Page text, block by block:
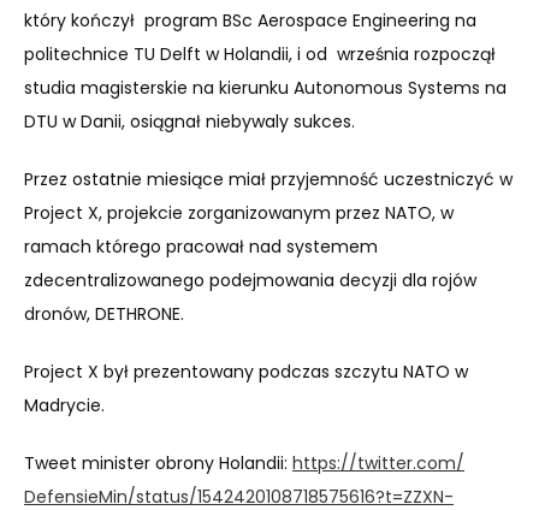
który kończył program BSc Aerospace Engineering na
politechnice TU Delft w Holandii, i od września rozpoczął
studia magisterskie na kierunku Autonomous Systems na
DTU w Danii, osiągnał niebywaly sukces.
Przez ostatnie miesiące miał przyjemność uczestniczyć w
Project X, projekcie zorganizowanym przez NATO, w
ramach którego pracował nad systemem
zdecentralizowanego podejmowania decyzji dla rojów
dronów, DETHRONE.
Project X był prezentowany podczas szczytu NATO w
Madrycie.
Tweet minister obrony Holandii: https://twitter.com/
DefensieMin/status/1542420108718575616?t=ZZXN-